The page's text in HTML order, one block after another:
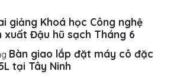
giảng Khoá học Công nghệ
xuất Đậu hũ sạch Tháng 6
Bàn giao lắp đặt máy cô đặc
tại Tây Ninh